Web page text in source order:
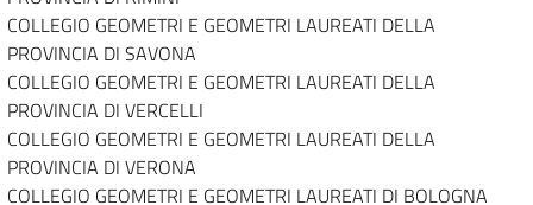
COLLEGIO GEOMETRI E GEOMETRI LAUREATI DELLA
PROVINCIA DI SAVONA
COLLEGIO GEOMETRI E GEOMETRI LAUREATI DELLA
PROVINCIA DI VERCELLI
COLLEGIO GEOMETRI E GEOMETRI LAUREATI DELLA
PROVINCIA DI VERONA
COLLEGIO GEOMETRI E GEOMETRI LAUREATI DI BOLOGNA